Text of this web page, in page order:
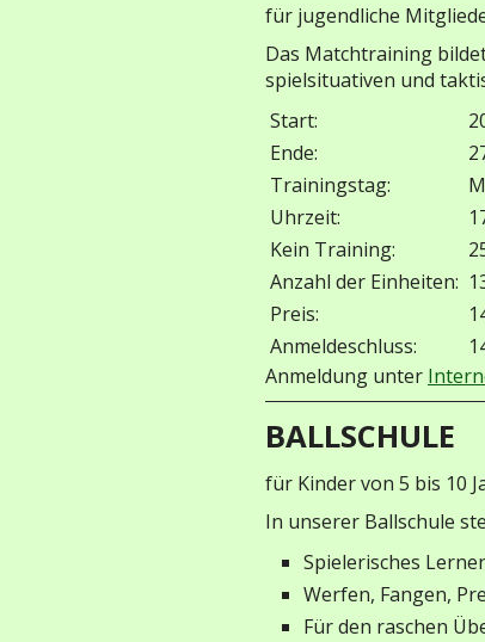
für jugendliche
Das Matchtraining
spielsituativen und
Start:
Ende:
Trainingstag:
Uhrzeit:
Kein Training:
Anzahl der Einheiten:
Preis:
Anmeldeschluss:
Anmeldung unter
BALLSCHULE
für Kinder von 5 bis 10
In unserer Ballschule
Spielerisches
Werfen, Fangen,
Für den raschen